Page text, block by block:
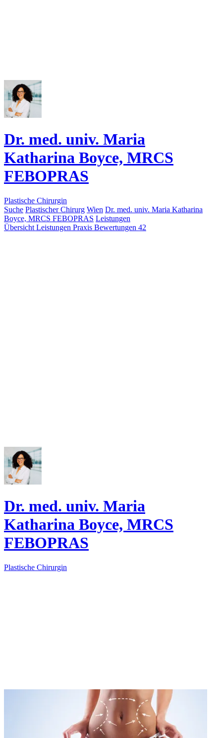
Dr. med. univ. Maria
Katharina Boyce, MRCS
FEBOPRAS
Plastische Chirurgin
Suche Plastischer Chirurg Wien Dr. med. univ. Maria Katharina
Boyce, MRCS FEBOPRAS Leistungen
Übersicht Leistungen Praxis Bewertungen 42
Dr. med. univ. Maria
Katharina Boyce, MRCS
FEBOPRAS
Plastische Chirurgin